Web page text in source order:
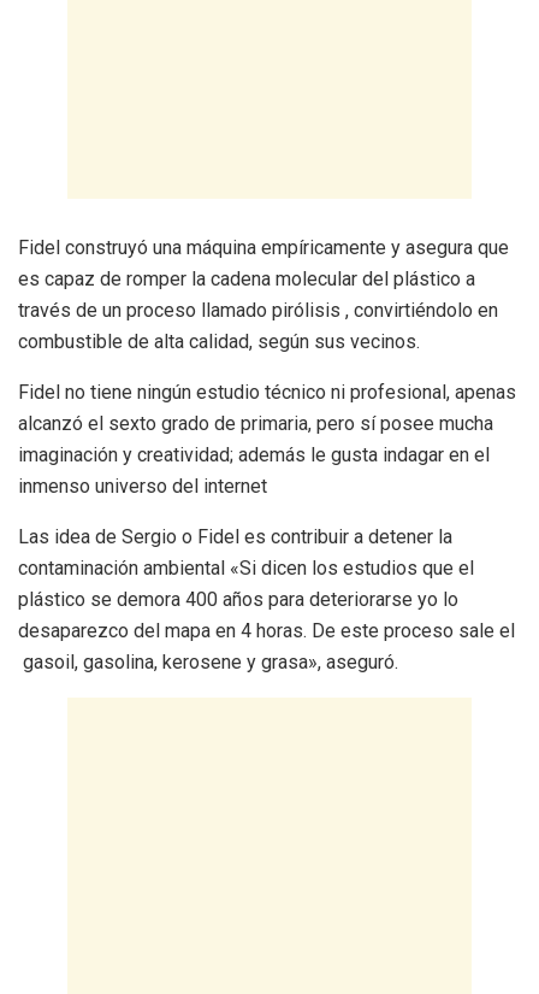
Fidel construyó una máquina empíricamente y asegura que
es capaz de romper la cadena molecular del plástico a
través de un proceso llamado pirólisis , convirtiéndolo en
combustible de alta calidad, según sus vecinos.
Fidel no tiene ningún estudio técnico ni profesional, apenas
alcanzó el sexto grado de primaria, pero sí posee mucha
imaginación y creatividad; además le gusta indagar en el
inmenso universo del internet
Las idea de Sergio o Fidel es contribuir a detener la
contaminación ambiental «Si dicen los estudios que el
plástico se demora 400 años para deteriorarse yo lo
desaparezco del mapa en 4 horas. De este proceso sale el
gasoil, gasolina, kerosene y grasa», aseguró.